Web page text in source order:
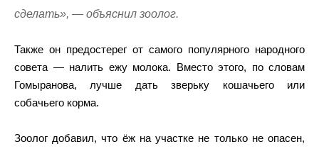
сделать», — объяснил зоолог.
Также он предостерег от самого популярного народного
совета — налить ежу молока. Вместо этого, по словам
Гомыранова, лучше дать зверьку кошачьего или
собачьего корма.
Зоолог добавил, что ёж на участке не только не опасен,